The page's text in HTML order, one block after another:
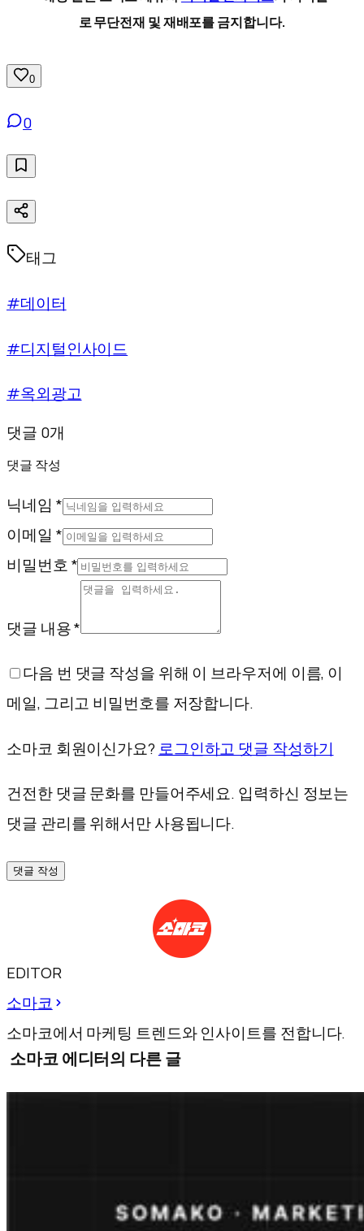
로 무단전재 및 재배포를 금지합니다.
0
0
태그
#데이터
#디지털인사이드
#옥외광고
댓글 0개
댓글 작성
닉네임 *
이메일 *
비밀번호 *
댓글 내용 *
다음 번 댓글 작성을 위해 이 브라우저에 이름, 이
메일, 그리고 비밀번호를 저장합니다.
소마코 회원이신가요? 로그인하고 댓글 작성하기
건전한 댓글 문화를 만들어주세요. 입력하신 정보는
댓글 관리를 위해서만 사용됩니다.
댓글 작성
EDITOR
소마코
소마코에서 마케팅 트렌드와 인사이트를 전합니다.
소마코 에디터의 다른 글